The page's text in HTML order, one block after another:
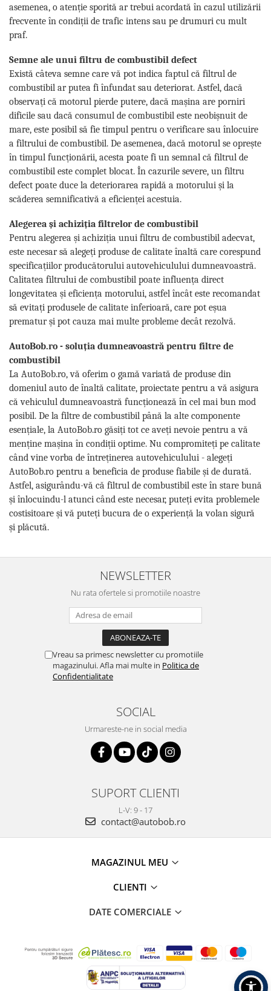
asemenea, o atenție sporită ar trebui acordată în cazul utilizării
frecvente în condiții de trafic intens sau pe drumuri cu mult
praf.
Semne ale unui filtru de combustibil defect
Există câteva semne care vă pot indica faptul că filtrul de
combustibil ar putea fi înfundat sau deteriorat. Astfel, dacă
observați că motorul pierde putere, dacă mașina are porniri
dificile sau dacă consumul de combustibil este neobișnuit de
mare, este posibil să fie timpul pentru o verificare sau înlocuire
a filtrului de combustibil. De asemenea, dacă motorul se oprește
în timpul funcționării, acesta poate fi un semnal că filtrul de
combustibil este complet blocat. În cazurile severe, un filtru
defect poate duce la deteriorarea rapidă a motorului și la
scăderea semnificativă a eficienței acestuia.
Alegerea și achiziția filtrelor de combustibil
Pentru alegerea și achiziția unui filtru de combustibil adecvat,
este necesar să alegeți produse de calitate înaltă care corespund
specificațiilor producătorului autovehiculului dumneavoastră.
Calitatea filtrului de combustibil poate influența direct
longevitatea și eficiența motorului, astfel încât este recomandat
să evitați produsele de calitate inferioară, care pot eșua
prematur și pot cauza mai multe probleme decât rezolvă.
AutoBob.ro - soluția dumneavoastră pentru filtre de
combustibil
La AutoBob.ro, vă oferim o gamă variată de produse din
domeniul auto de înaltă calitate, proiectate pentru a vă asigura
că vehiculul dumneavoastră funcționează în cel mai bun mod
posibil. De la filtre de combustibil până la alte componente
esențiale, la AutoBob.ro găsiți tot ce aveți nevoie pentru a vă
menține mașina în condiții optime. Nu compromiteți pe calitate
când vine vorba de întreținerea autovehiculului - alegeți
AutoBob.ro pentru a beneficia de produse fiabile și de durată.
Astfel, asigurându-vă că filtrul de combustibil este în stare bună
și înlocuindu-l atunci când este necesar, puteți evita problemele
costisitoare și vă puteți bucura de o experiență la volan sigură
și plăcută.
NEWSLETTER
Nu rata ofertele si promotiile noastre
Vreau sa primesc newsletter cu promotiile
magazinului. Afla mai multe in Politica de
Confidentialitate
SOCIAL
Urmareste-ne in social media
SUPORT CLIENTI
L-V: 9 - 17
contact@autobob.ro
MAGAZINUL MEU
CLIENTI
DATE COMERCIALE